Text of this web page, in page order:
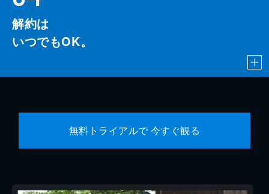
解約は
いつでもOK。
無料トライアルで 今すぐ観る